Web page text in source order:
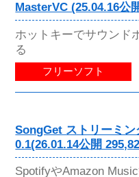
MasterVC (25.04.16公
ホットキーでサウンド
る
フリーソフト
SongGet ストリーミ
0.1(26.01.14公開
SpotifyやAmazon